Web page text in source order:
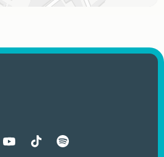
les réseaux